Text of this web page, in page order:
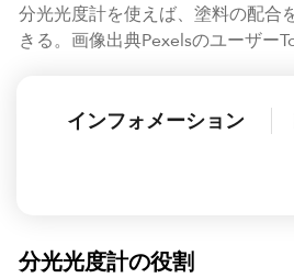
分光光度計を使えば、塗料の配合
きる。画像出典Pexelsのユーザー
インフォメーション
分光光度計の役割